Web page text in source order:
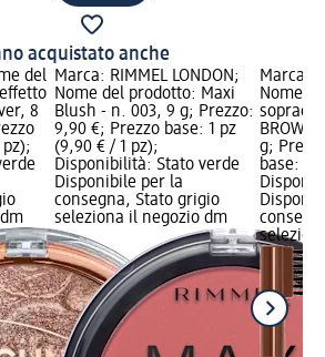
acquistato anche
del
8
Marca: RIMMEL LONDON;
Nome del prodotto: Maxi
Blush - n. 003, 9 g; Prezzo:
9,90 €; Prezzo base: 1 pz
(9,90 € / 1 pz);
Disponibilità: Stato verde
Disponibile per la
consegna, Stato grigio
seleziona il negozio dm
Marca:
Nome
BROW
g;
base: 1